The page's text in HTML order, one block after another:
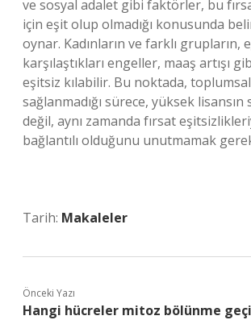
ve sosyal adalet gibi faktörler, bu
için eşit olup olmadığı konusunda
oynar. Kadınların ve farklı grupların,
karşılaştıkları engeller, maaş artışı
eşitsiz kılabilir. Bu noktada,
sağlanmadığı sürece, yüksek lisansın
değil, aynı zamanda fırsat
bağlantılı olduğunu unutmamak
Tarih: Makaleler
Önceki Yazı
Hangi hücreler mitoz bölünme